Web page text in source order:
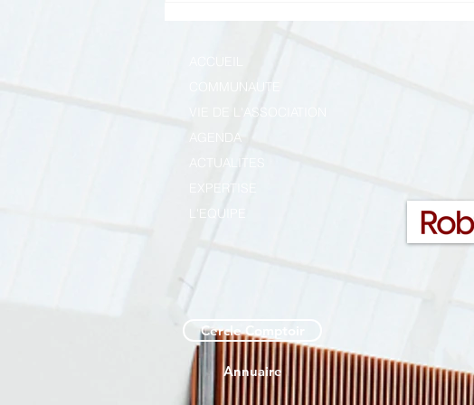
COMMUNAUTE
VIE DE L'ASSOCIATION
AGENDA
ACTUALITES
EXPERTISE
L'EQUIPE
Cercle Comptoir
Annuaire